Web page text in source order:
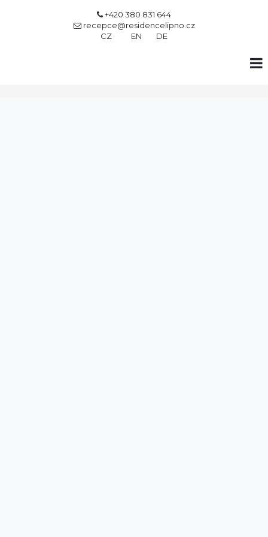
 +420 380 831 644
 recepce@residencelipno.cz
CZ
EN DE